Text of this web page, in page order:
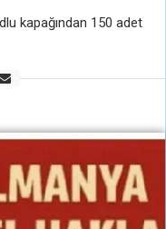
kapağından 150 adet